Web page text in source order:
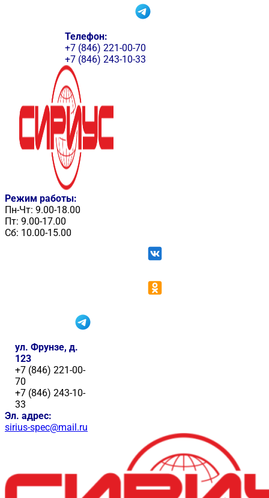
Телефон:
+7 (846) 221-00-70
+7 (846) 243-10-33
Режим работы:
Пн-Чт: 9.00-18.00
Пт: 9.00-17.00
Сб: 10.00-15.00
ул. Фрунзе, д.
123
+7 (846) 221-00-
70
+7 (846) 243-10-
33
Эл. адрес:
sirius-spec@mail.ru